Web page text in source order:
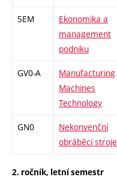
5EM
Ekonomika a
management
podniku
GV0-A
Manufacturing
Machines
Technology
GN0
Nekonvenční
obráběcí stroje
2. ročník, letní semestr